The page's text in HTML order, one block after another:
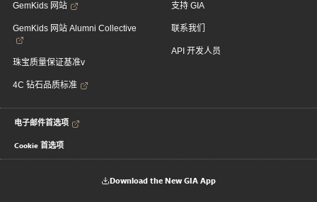
GemKids 网站
GemKids 网站 Alumni Collective
珠宝质量保证基准v
4C 钻石品质标准
支持 GIA
联系我们
API 开发人员
电子邮件首选项
Cookie 首选项
Download the New GIA App